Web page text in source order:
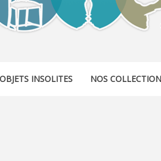
OBJETS INSOLITES NOS